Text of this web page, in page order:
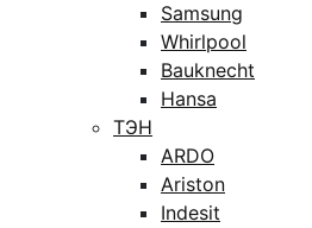
Samsung
Whirlpool
Bauknecht
Hansa
ТЭН
ARDO
Ariston
Indesit